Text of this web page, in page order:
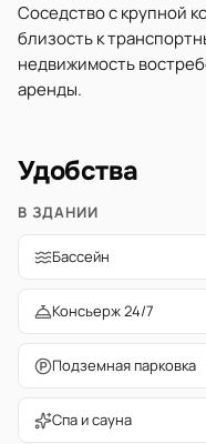
Соседство с крупной
близость к
недвижимость
аренды.
Удобства
В ЗДАНИИ
Бассейн
Консьерж 24/7
Подземная парковка
Спа и сауна